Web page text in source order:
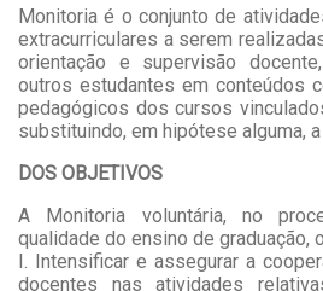
Monitoria é o conjunto de
extracurriculares a serem
orientação e supervisão
outros estudantes em conteúdos
pedagógicos dos cursos
substituindo, em hipótese alguma,
DOS OBJETIVOS
A Monitoria voluntária, no
qualidade do ensino de graduação,
I. Intensificar e assegurar a
docentes nas atividades